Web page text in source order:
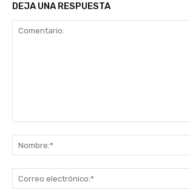
DEJA UNA RESPUESTA